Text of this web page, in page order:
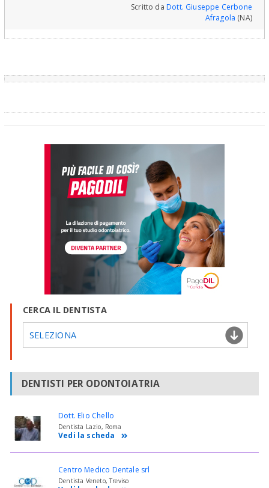
Scritto daDott. Giuseppe Cerbone
Afragola (NA)
CERCA IL DENTISTA
SELEZIONA
DENTISTI PER ODONTOIATRIA
Dott. Elio Chello
Dentista Lazio, Roma
Vedi la scheda
Centro Medico Dentale srl
Dentista Veneto, Treviso